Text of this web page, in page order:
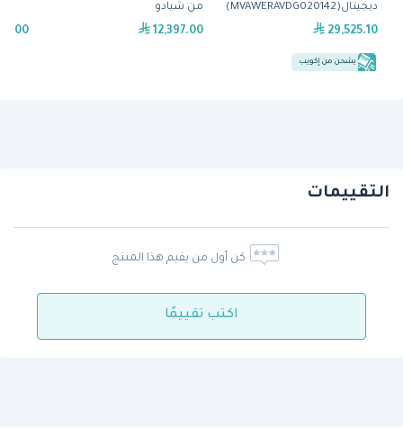
ديجيتال(MVAWERAVDG020142)
29,525.10
يشحن من إكويب
من شيادو
12,397.00
التقييمات
كن أول من يقيم هذا المنتج
اكتب تقييمًا